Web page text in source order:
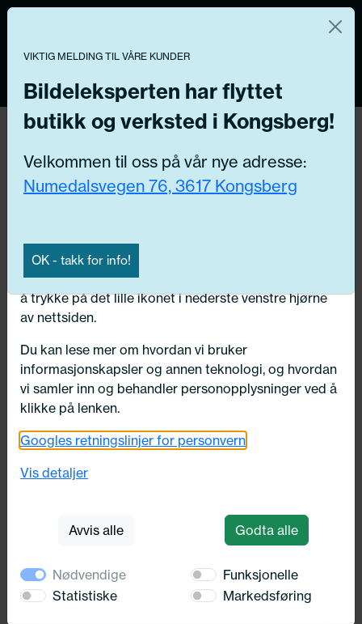
Få riktig del til bilen din ved å legge inn
N
Velg kjøretøy
Drivverk
Motor, Drivstoff og Eksos
Karosseri, tilbehør og diverse
Hjuloppheng og Hjullager
Vi og våre forretningspartnere bruker teknologier,
inkludert informasjonskapsler/«cookies» til å samle
informasjon om deg for forskjellige formål, inkludert:
Funksjonelle, Statistiske, Markedsføring
Ved å trykke «Godta» gir du din tillatelse til alle disse
formålene. Du kan også velge formålet du vil
innstillingene».
Du kan trekke tilbake samtykket ditt til enhver tid ved
å trykke på det lille ikonet i nederste venstre hjørne
av nettsiden.
Du kan lese mer om hvordan vi bruker
informasjonskapsler og annen teknologi, og hvordan
vi samler inn og behandler personopplysninger ved å
klikke på lenken.
Googles retningslinjer for personvern
Vis detaljer
Avvis alle Godta alle
Nødvendige
Funksjonelle
Statistiske
Markedsføring
VIKTIG MELDING TIL VÅRE KUNDER
Bildeleksperten har flyttet
butikk og verksted i Kongsberg!
Velkommen til oss på vår nye adresse:
Numedalsvegen 76, 3617 Kongsberg
OK - takk for info!